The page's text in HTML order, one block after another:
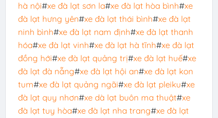
hà nội#xe đà lạt sơn la#xe đà lạt hòa bình#xe
đà lạt hưng yên#xe đà lạt thái bình#xe đà lạt
ninh bình#xe đà lạt nam định#xe đà lạt thanh
hóa#xe đà lạt vinh#xe đà lạt hà tĩnh#xe đà lạt
đồng hới#xe đà lạt quảng trị#xe đà lạt huế#xe
đà lạt đà nẵng#xe đà lạt hội an#xe đà lạt kon
tum#xe đà lạt quảng ngãi#xe đà lạt pleiku#xe
đà lạt quy nhơn#xe dà lạt buôn ma thuật#xe
đà lạt tuy hòa#xe đà lạt nha trang#xe đà lạt